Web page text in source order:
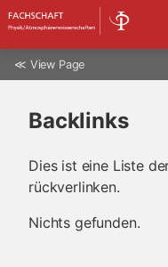
≪ View Page
Backlinks
Dies ist eine Liste
rückverlinken.
Nichts gefunden.